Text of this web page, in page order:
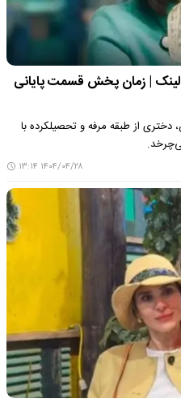
تاسیان + لینک | زمان پخش قسمت پایانی
دختری از طبقه مرفه و تحصیلکرده با
۱۴۰۴/۰۴/۲۸ ۱۳:۱۴